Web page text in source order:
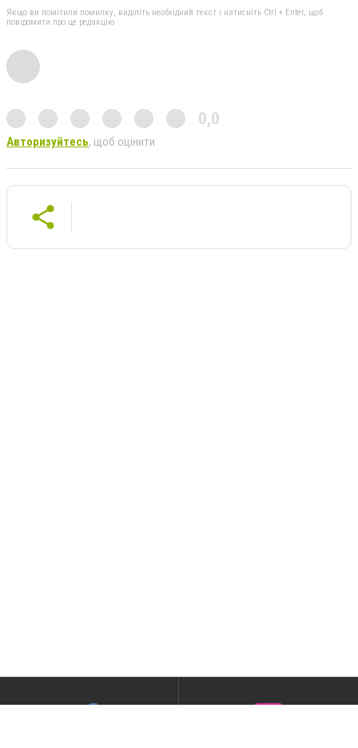
Якщо ви помітили помилку, виділіть необхідний текст і натисніть Ctrl + Enter, щоб
повідомити про це редакцію
0,0
Авторизуйтесь, щоб оцінити